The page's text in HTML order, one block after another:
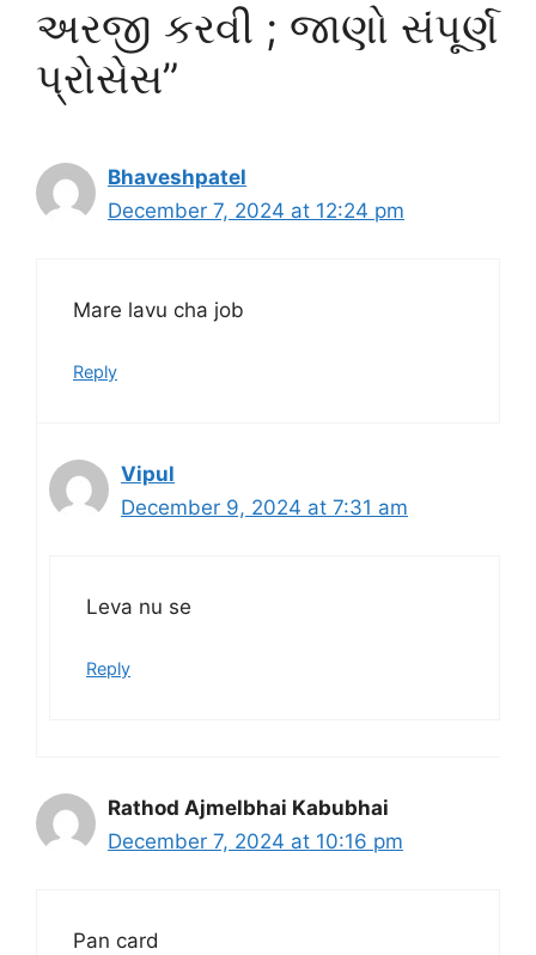
અરજી કરવી ; જાણો સંપૂર્ણ
પ્રોસેસ”
Bhaveshpatel
December 7, 2024 at 12:24 pm
Mare lavu cha job
Reply
Vipul
December 9, 2024 at 7:31 am
Leva nu se
Reply
Rathod Ajmelbhai Kabubhai
December 7, 2024 at 10:16 pm
Pan card